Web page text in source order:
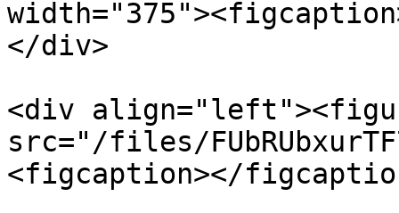
</div>
<div
src="/files/
<figcaption></